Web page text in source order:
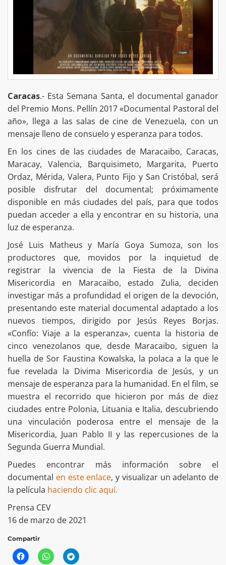
Caracas.- Esta Semana Santa, el documental ganador
del Premio Mons. Pellín 2017 «Documental Pastoral del
año», llega a las salas de cine de Venezuela, con un
mensaje lleno de consuelo y esperanza para todos.
En los cines de las ciudades de Maracaibo, Caracas,
Maracay, Valencia, Barquisimeto, Margarita, Puerto
Ordaz, Mérida, Valera, Punto Fijo y San Cristóbal, será
posible disfrutar del documental; próximamente
disponible en más ciudades del país, para que todos
puedan acceder a ella y encontrar en su historia, una
luz de esperanza.
José Luis Matheus y María Goya Sumoza, son los
productores que, movidos por la inquietud de
registrar la vivencia de la Fiesta de la Divina
Misericordia en Maracaibo, estado Zulia, deciden
investigar más a profundidad el origen de la devoción,
presentando este material documental adaptado a los
nuevos tiempos, dirigido por Jesús Reyes Borjas.
«Confío: Viaje a la esperanza», cuenta la historia de
cinco venezolanos que, desde Maracaibo, siguen la
huella de Sor Faustina Kowalska, la polaca a la que le
fue revelada la Divima Misericordia de Jesús, y un
mensaje de esperanza para la humanidad. En el film, se
muestra el recorrido que hicieron por más de diez
ciudades entre Polonia, Lituania e Italia, descubriendo
una vinculación poderosa entre el mensaje de la
Misericordia, Juan Pablo II y las repercusiones de la
Segunda Guerra Mundial.
Puedes encontrar más información sobre el
documental en este enlace, y visualizar un adelanto de
la película haciendo clic aquí.
Prensa CEV
16 de marzo de 2021
Compartir